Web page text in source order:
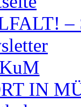
–
IN